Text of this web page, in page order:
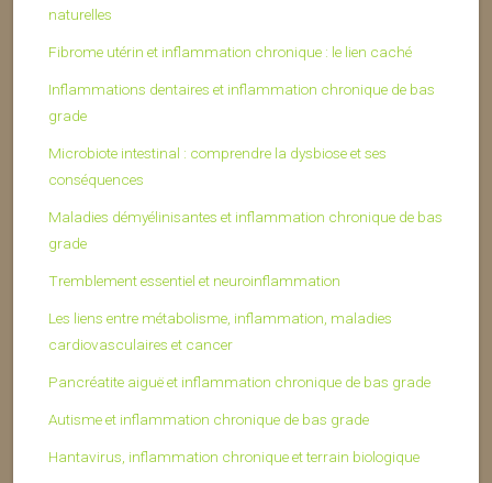
naturelles
Fibrome utérin et inflammation chronique : le lien caché
Inflammations dentaires et inflammation chronique de bas
grade
Microbiote intestinal : comprendre la dysbiose et ses
conséquences
Maladies démyélinisantes et inflammation chronique de bas
grade
Tremblement essentiel et neuroinflammation
Les liens entre métabolisme, inflammation, maladies
cardiovasculaires et cancer
Pancréatite aiguë et inflammation chronique de bas grade
Autisme et inflammation chronique de bas grade
Hantavirus, inflammation chronique et terrain biologique